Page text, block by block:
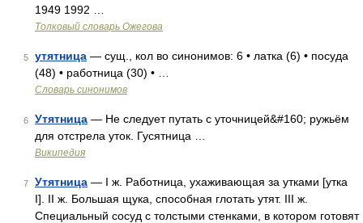
1949 1992 …
Толковый словарь Ожегова
5 утятница — сущ., кол во синонимов: 6 • латка (6) • посуда
(48) • работница (30) • …
Словарь синонимов
6 Утятница — Не следует путать с уточницей&#160; ружьём
для отстрела уток. Гусятница …
Википедия
7 Утятница — I ж. Работница, ухаживающая за утками [утка
I]. II ж. Большая щука, способная глотать утят. III ж.
Специальный сосуд с толстыми стенками, в котором готовят